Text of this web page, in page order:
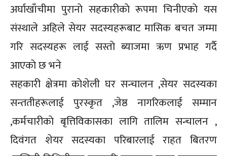
अर्घाखाँचीमा पुरानाे सहकारीकाे रूपमा चिनीएकाे यस
संस्थाले अहिले सेयर सदस्यहरूबाट मासिक बचत जम्मा
गरि सदस्यहरू लाई सस्ताे ब्याजमा ऋण प्रभाह गर्दै
आएकाे छ भने
सहकारी क्षेत्रमा काेशेली घर सन्चालन ,सेयर सदस्यका
सन्ततीहरूलाई पुरस्कृत ,जेष्ठ नागरिकलाई सम्मान
,कर्मचारीकाे बृत्तिविकासका लागि तालिम सन्चालन ,
दिवंगत शेयर सदस्यका परिबारलाई राहत बितरण